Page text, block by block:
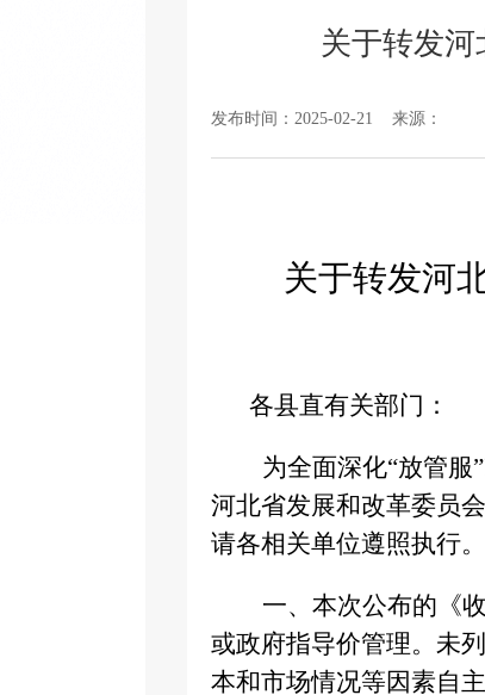
关于转发
发布时间：2025-02-21 来源：
关于转发河
各县直有关部门：
为全面深化“放管服
河北省发展和改革委员
请各相关单位遵照执行。
一、本次公布的《
或政府指导价管理。未
本和市场情况等因素自